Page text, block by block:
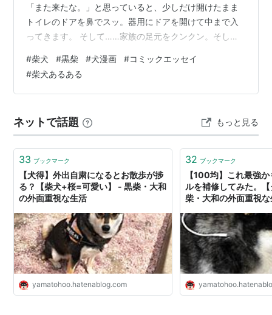
「また来たな。」と思っていると、少しだけ開けたまま
トイレのドアを鼻でスッ。器用にドアを開けて中まで入
ってきます。 そして……家族の足元をクンクン。そして
トイレから去っていきます……。 そして毎回ドアは全開
（笑）。 🐾犬がトイレまでついてくる理由 犬が飼い主の
後をついて歩くことは、とてもよく見られる行動です。
くなる場所までついてくる犬は少なくありません。 理由
として考えられているのは、 ・…
#柴犬 #黒柴 #犬漫画 #コミックエッセイ
#柴犬あるある
ネットで話題 もっと見る
33 ブックマーク
【犬得】外出自粛になるとお散歩が捗
る？【柴犬+桜=可愛い】 - 黒柴・大和
の外面重視な生活
yamatohoo.hatenablog.com
32 ブックマーク
【100均】これ最強
ルを補修してみた。
柴・大和の外面重視